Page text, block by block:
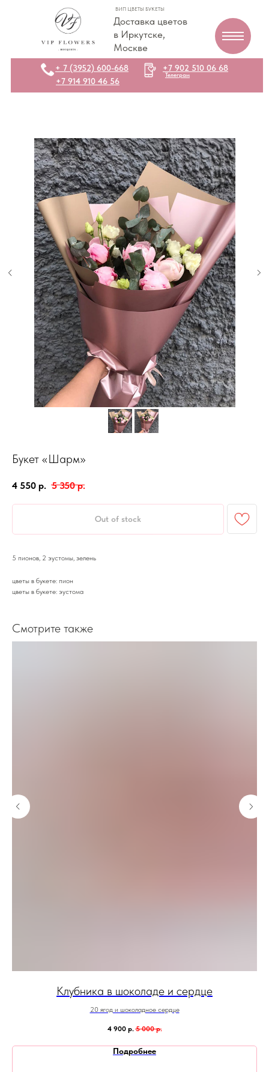
Доставка цветов
в Иркутске,
Москве
ВИП ЦВЕТЫ БУКЕТЫ
+7 914 910 46 56
+7 902 510 06 68
Телеграм
+ 7 (3952) 600-668
Букет «Шарм»
4 550 р. 5 350 р.
Out of stock
5 пионов, 2 эустомы, зелень
цветы в букете: пион
цветы в букете: эустома
Смотрите также
Клубника в шоколаде и сердце
20 ягод и шоколадное сердце
4 900 р. 5 000 р.
Подробнее